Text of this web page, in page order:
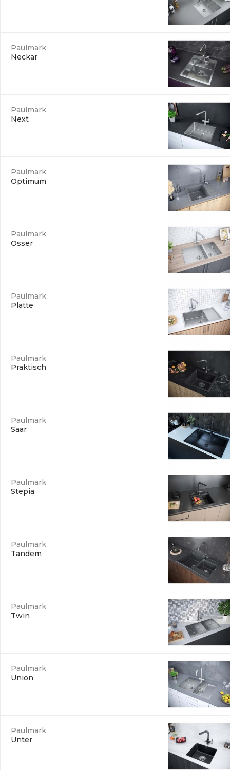
Paulmark
Neckar
Paulmark
Next
Paulmark
Optimum
Paulmark
Osser
Paulmark
Platte
Paulmark
Praktisch
Paulmark
Saar
Paulmark
Stepia
Paulmark
Tandem
Paulmark
Twin
Paulmark
Union
Paulmark
Unter